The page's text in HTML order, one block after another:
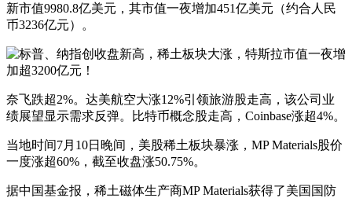
新市值9980.8亿美元，其市值一夜增加451亿美元（约合人民
币3236亿元）。
奈飞跌超2%。达美航空大涨12%引领旅游股走高，该公司业
绩展望显示需求反弹。比特币概念股走高，Coinbase涨超4%。
当地时间7月10日晚间，美股稀土板块暴涨，MP Materials股价
一度涨超60%，截至收盘涨50.75%。
据中国基金报，稀土磁体生产商MP Materials获得了美国国防